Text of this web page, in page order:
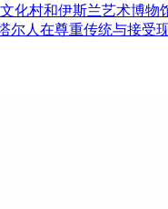
化村和伊斯兰艺术博物
尔人在尊重传统与接受